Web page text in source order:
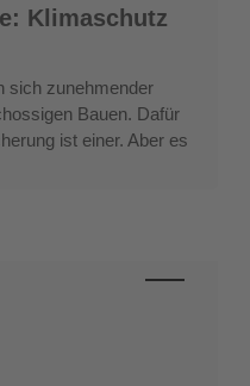
Klimaschutz
sich zunehmender
Bauen. Dafür
ist einer. Aber es